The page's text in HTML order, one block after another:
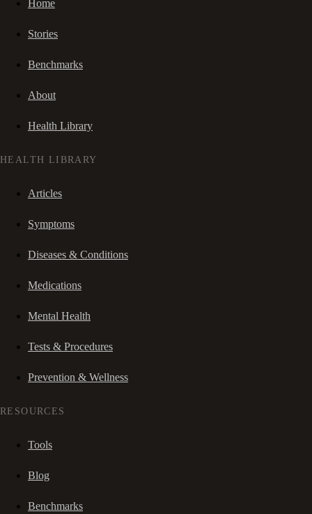
Home
Stories
Benchmarks
About
Health Library
HEALTH LIBRARY
Articles
Symptoms
Diseases & Conditions
Medications
Mental Health
Tests & Procedures
Prevention & Wellness
RESOURCES
Tools
Blog
Benchmarks